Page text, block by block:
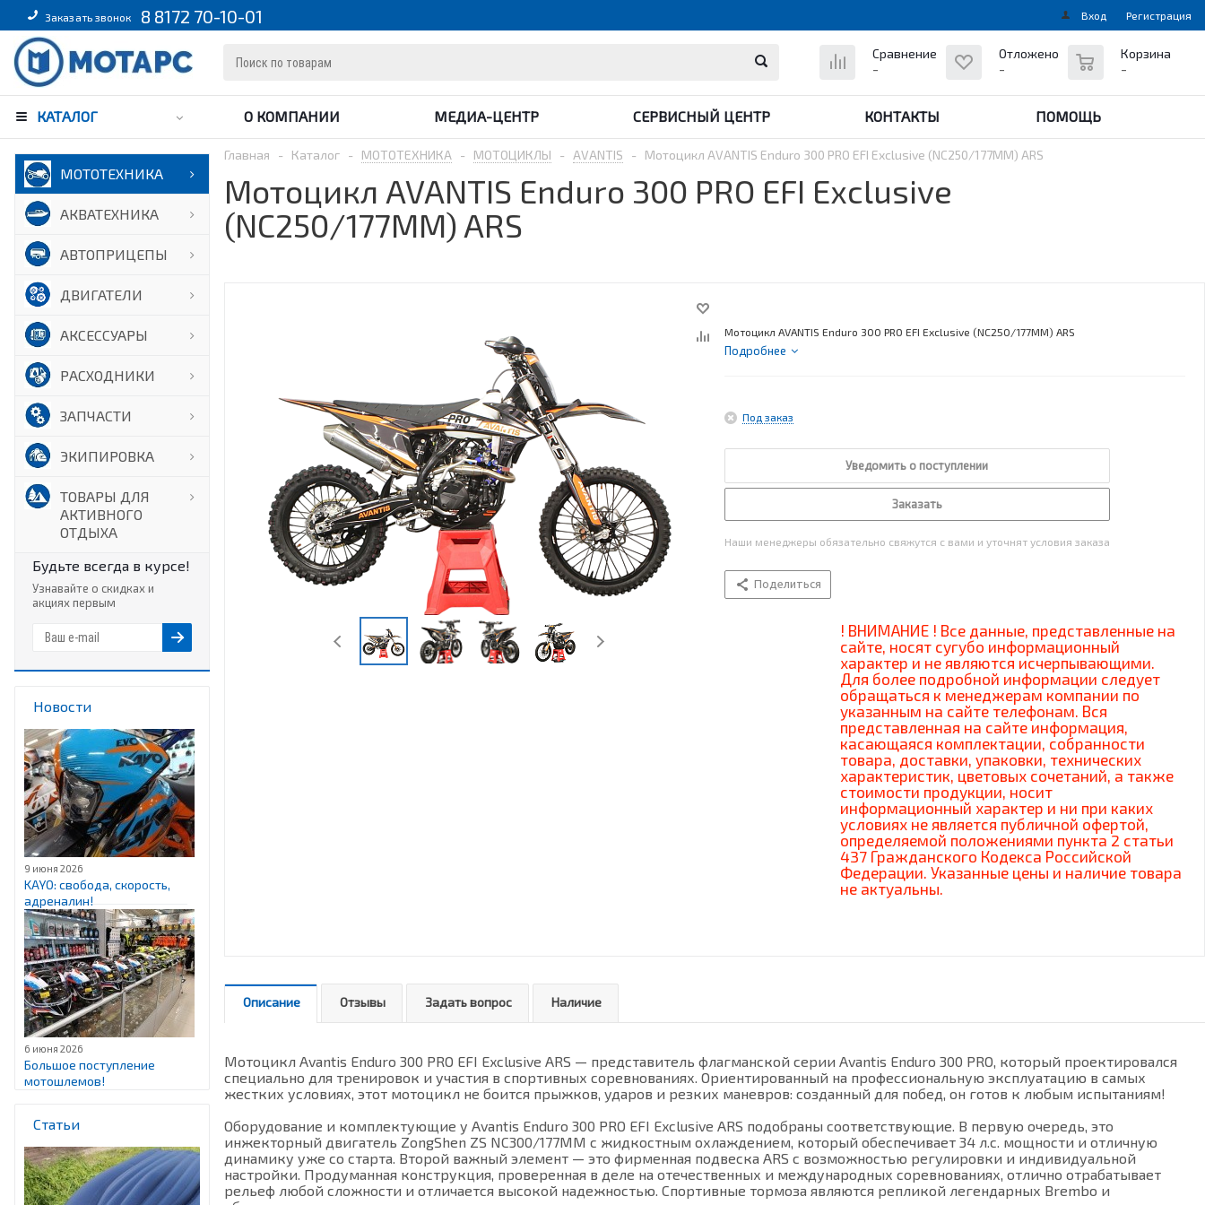
Заказать звонок 8 8172 70-10-01 Вход Регистрация
Сравнение
-
Отложено
-
Корзина
-
КАТАЛОГ О КОМПАНИИ МЕДИА-ЦЕНТР СЕРВИСНЫЙ ЦЕНТР КОНТАКТЫ ПОМОЩЬ
МОТОТЕХНИКА
АКВАТЕХНИКА
АВТОПРИЦЕПЫ
ДВИГАТЕЛИ
АКСЕССУАРЫ
РАСХОДНИКИ
ЗАПЧАСТИ
ЭКИПИРОВКА
ТОВАРЫ ДЛЯ
АКТИВНОГО
ОТДЫХА
Будьте всегда в курсе!
Узнавайте о скидках и
акциях первым
Новости
9 июня 2026
KAYO: свобода, скорость,
адреналин!
6 июня 2026
Большое поступление
мотошлемов!
Статьи
Главная - Каталог - МОТОТЕХНИКА - МОТОЦИКЛЫ - AVANTIS - Мотоцикл AVANTIS Enduro 300 PRO EFI Exclusive (NC250/177MM) ARS
Мотоцикл AVANTIS Enduro 300 PRO EFI Exclusive
(NC250/177MM) ARS
Мотоцикл AVANTIS Enduro 300 PRO EFI Exclusive (NC250/177MM) ARS
Подробнее
Под заказ
Уведомить о поступлении
Заказать
Наши менеджеры обязательно свяжутся с вами и уточнят условия заказа
Поделиться
! ВНИМАНИЕ ! Все данные, представленные на
сайте, носят сугубо информационный
характер и не являются исчерпывающими.
Для более подробной информации следует
обращаться к менеджерам компании по
указанным на сайте телефонам. Вся
представленная на сайте информация,
касающаяся комплектации, собранности
товара, доставки, упаковки, технических
характеристик, цветовых сочетаний, а также
стоимости продукции, носит
информационный характер и ни при каких
условиях не является публичной офертой,
определяемой положениями пункта 2 статьи
437 Гражданского Кодекса Российской
Федерации. Указанные цены и наличие товара
не актуальны.
Описание Отзывы Задать вопрос Наличие
Мотоцикл Avantis Enduro 300 PRO EFI Exclusive ARS — представитель флагманской серии Avantis Enduro 300 PRO, который проектировался
специально для тренировок и участия в спортивных соревнованиях. Ориентированный на профессиональную эксплуатацию в самых
жестких условиях, этот мотоцикл не боится прыжков, ударов и резких маневров: созданный для побед, он готов к любым испытаниям!
Оборудование и комплектующие у Avantis Enduro 300 PRO EFI Exclusive ARS подобраны соответствующие. В первую очередь, это
инжекторный двигатель ZongShen ZS NC300/177MM с жидкостным охлаждением, который обеспечивает 34 л.с. мощности и отличную
динамику уже со старта. Второй важный элемент — это фирменная подвеска ARS с возможностью регулировки и индивидуальной
настройки. Продуманная конструкция, проверенная в деле на отечественных и международных соревнованиях, отлично отрабатывает
рельеф любой сложности и отличается высокой надежностью. Спортивные тормоза являются репликой легендарных Brembo и